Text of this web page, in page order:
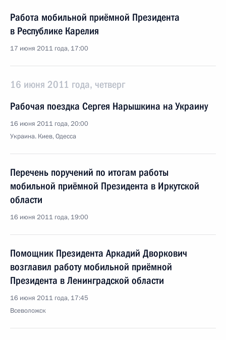
Работа мобильной приёмной Президента
в Республике Карелия
17 июня 2011 года, 17:00
16 июня 2011 года, четверг
Рабочая поездка Сергея Нарышкина на Украину
16 июня 2011 года, 20:00
Украина. Киев, Одесса
Перечень поручений по итогам работы
мобильной приёмной Президента в Иркутской
области
16 июня 2011 года, 19:00
Помощник Президента Аркадий Дворкович
возглавил работу мобильной приёмной
Президента в Ленинградской области
16 июня 2011 года, 17:45
Всеволожск